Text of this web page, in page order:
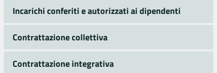
Incarichi conferiti e autorizzati ai dipendenti
Contrattazione collettiva
Contrattazione integrativa